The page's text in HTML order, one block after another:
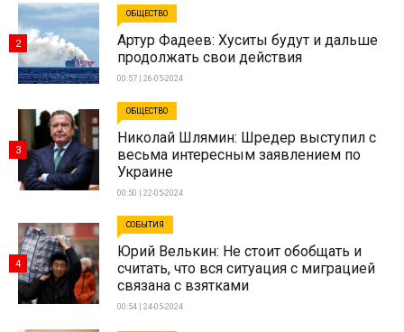
ОБЩЕСТВО
Артур Фадеев: Хуситы будут и дальше
продолжать свои действия
00:57 | 26-05-2024
2
ОБЩЕСТВО
Николай Шлямин: Шредер выступил с
весьма интересным заявлением по
Украине
00:50 | 22-05-2024
3
СОБЫТИЯ
Юрий Велькин: Не стоит обобщать и
считать, что вся ситуация с миграцией
связана с взятками
00:54 | 24-05-2024
4